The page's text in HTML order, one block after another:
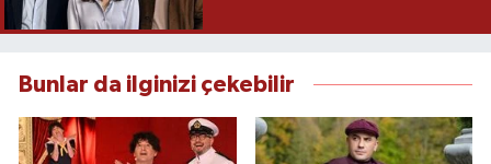
Bunlar da ilginizi çekebilir